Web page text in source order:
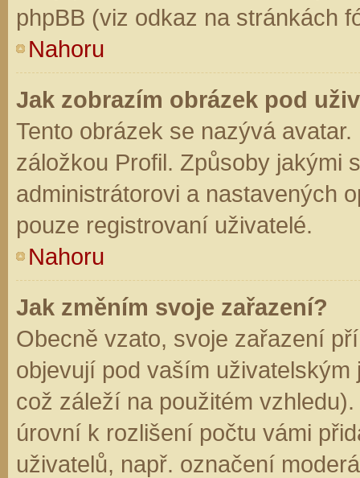
phpBB (viz odkaz na stránkách
Nahoru
Jak zobrazím obrázek pod
Tento obrázek se nazývá
záložkou Profil. Způsoby jakými
administrátorovi a nastavených
pouze registrovaní uživatelé.
Nahoru
Jak změním svoje zařazení?
Obecně vzato, svoje zařazení
objevují pod vaším
což záleží na použitém
úrovní k rozlišení počtu vámi
uživatelů, např. označení